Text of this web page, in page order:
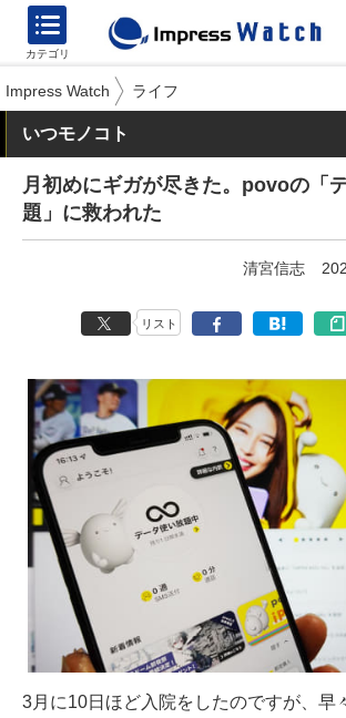
カテゴリ
Impress Watch ライフ
いつモノコト
月初めにギガが尽きた。povoの「
題」に救われた
清宮信志
リスト
3月に10日ほど入院をしたのですが、早